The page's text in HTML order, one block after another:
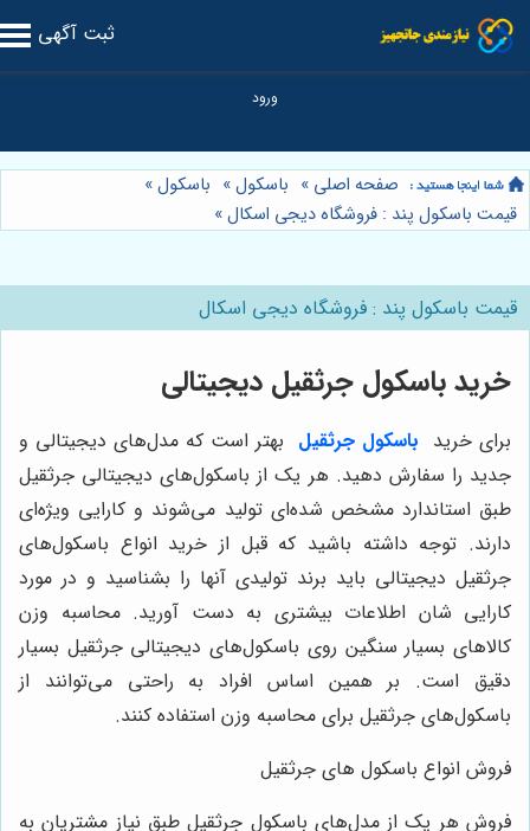
ثبت آگهی
صفحه اصلی» باسکول» باسکول»
قیمت باسکول پند : فروشگاه دیجی اسکال»
قیمت باسکول پند : فروشگاه دیجی اسکال
خرید باسکول جرثقیل دیجیتالی
برای خرید باسکول جرثقیلبهتر است که مدل‌های دیجیتالی و
جدید را سفارش دهید. هر یک از باسکول‌های دیجیتالی جرثقیل
طبق استاندارد مشخص شده‌ای تولید می‌شوند و کارایی ویژه‌ای
دارند. توجه داشته باشید که قبل از خرید انواع باسکول‌های
جرثقیل دیجیتالی باید برند تولیدی آنها را بشناسید و در مورد
کارایی شان اطلاعات بیشتری به دست آورید. محاسبه وزن
کالاهای بسیار سنگین روی باسکول‌های دیجیتالی جرثقیل بسیار
دقیق است. بر همین اساس افراد به راحتی می‌توانند از
باسکول‌های جرثقیل برای محاسبه وزن استفاده کنند.
فروش انواع باسکول های جرثقیل
فروش هر یک از مدل‌های باسکول جرثقیل طبق نیاز مشتریان به